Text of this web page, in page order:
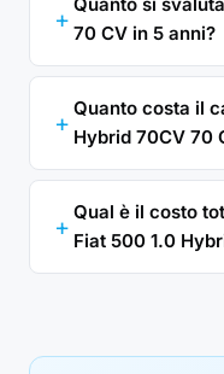
70 CV in 5 anni?
Quanto costa il
Hybrid 70CV 70
Qual è il costo
Fiat 500 1.0